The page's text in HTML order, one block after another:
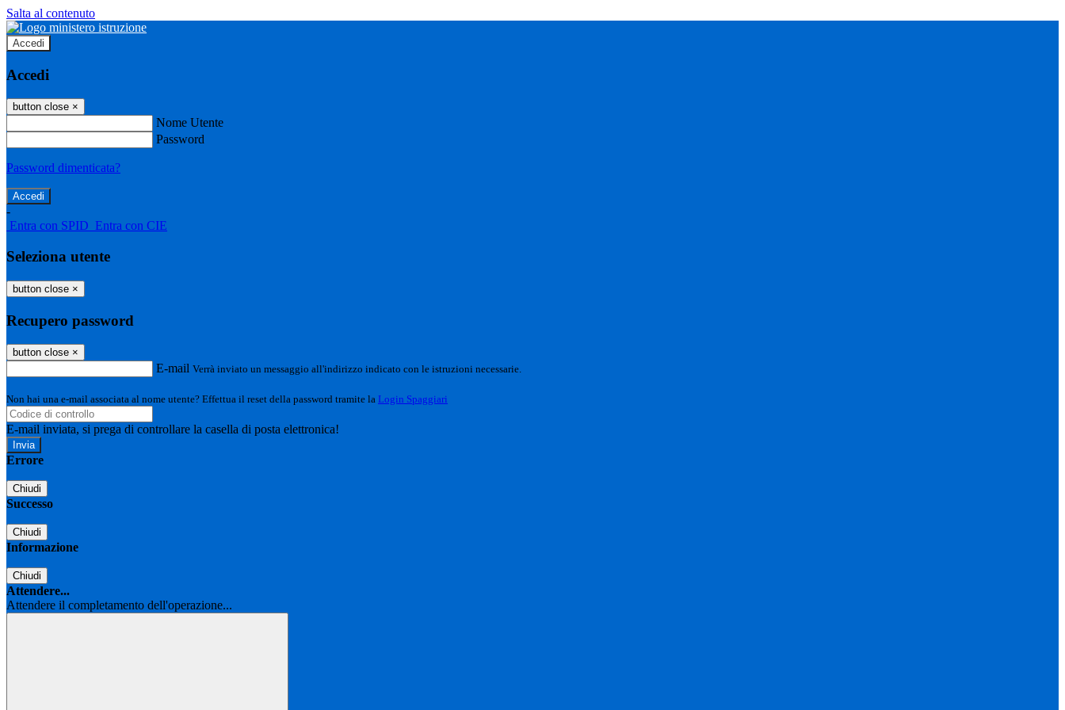
Salta al contenuto
Accedi
Accedi
button close ×
Nome Utente
Password
Password dimenticata?
-
Entra con SPID Entra con CIE
Seleziona utente
button close ×
Recupero password
button close ×
E-mail Verrà inviato un messaggio all'indirizzo indicato con le istruzioni necessarie.
Non hai una e-mail associata al nome utente? Effettua il reset della password tramite la Login Spaggiari
E-mail inviata, si prega di controllare la casella di posta elettronica!
Errore
Chiudi
Successo
Chiudi
Informazione
Chiudi
Attendere...
Attendere il completamento dell'operazione...